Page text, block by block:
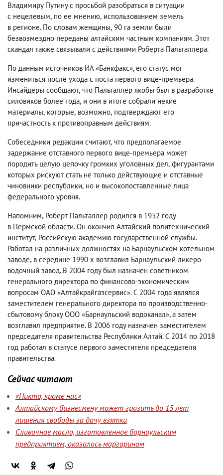
Владимиру Путину с просьбой разобраться в ситуации
с нецелевым, по ее мнению, использованием земель
в регионе. По словам женщины, 90 га земли были
безвозмездно переданы алтайским частным компаниям. Этот
скандал также связывали с действиями Роберта Пальталлера.
По данным источников ИА «Банкфакс», его статус мог
измениться после ухода с поста первого вице-премьера.
Инсайдеры сообщают, что Пальталлер якобы был в разработке
силовиков более года, и они в итоге собрали некие
материалы, которые, возможно, подтверждают его
причастность к противоправным действиям.
Собеседники редакции считают, что предполагаемое
задержание отставного первого вице-премьера может
породить целую цепочку громких уголовных дел, фигурантами
которых рискуют стать не только действующие и отставные
чиновники республики, но и высокопоставленные лица
федерального уровня.
Напомним, Роберт Пальталлер родился в 1952 году
в Пермской области. Он окончил Алтайский политехнический
институт, Российскую академию государственной службы.
Работал на различных должностях на Барнаульском котельном
заводе, в середине 1990-х возглавил Барнаульский ликеро-
водочный завод. В 2004 году был назначен советником
генерального директора по финансово-экономическим
вопросам ОАО «Алтайкрайгазсервис». С 2004 года являлся
заместителем генерального директора по производственно-
сбытовому блоку ООО «Барнаульский водоканал», а затем
возглавил предприятие. В 2006 году назначен заместителем
председателя правительства Республики Алтай. С 2014 по 2018
год работал в статусе первого заместителя председателя
правительства.
Сейчас читают
«Никто, кроме нас»
Алтайскому бизнесмену может грозить до 15 лет
лишения свободы за дачу взятки
Сливочное масло, изготовленное барнаульским
предприятием, оказалось маргарином